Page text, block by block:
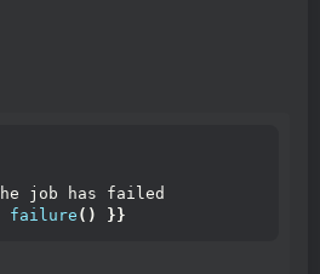
job has failed
failure () }}